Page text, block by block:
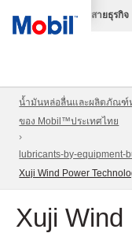
สายธุรกิจ
น้ำมันหล่อลื่นและผลิตภัณฑ์
ของ Mobil™ประเทศไทย
lubricants-by-equipment-
Xuji Wind Power
Xuji Wind